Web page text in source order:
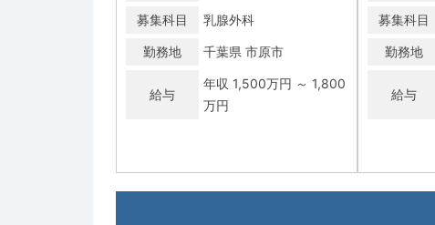
募集科目 乳腺外科
勤務地 千葉県 市原市
給与
年収 1,500万円 ～ 1,800
万円
募集科目
勤務地
給与
常勤
常勤
【市原市